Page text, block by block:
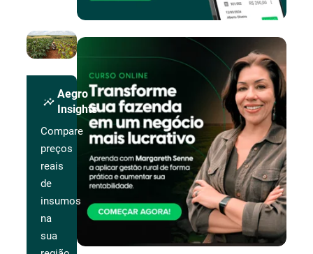
insights
Aegro
Insights
Compare
preços
reais
de
insumos
na
sua